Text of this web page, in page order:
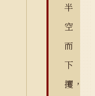
半
空
而
下
攫，